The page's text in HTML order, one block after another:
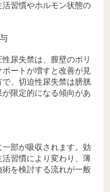
習慣やホルモン状態の
尿失禁は、膣壁のボリ
ートが増すと改善が見
、切迫性尿失禁は膀胱
限定的になる傾向があ
部が吸収されます。効
習慣により変わり、薄
を検討する流れが一般